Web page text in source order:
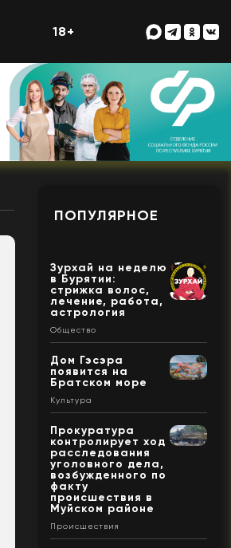
18+
ПОПУЛЯРНОЕ
Зурхай на неделю
в Бурятии:
стрижка волос,
лечение, работа,
астрология
Общество
Дом Гэсэра
появится на
Братском море
Культура
Прокуратура
контролирует ход
расследования
уголовного дела,
возбужденного по
факту
происшествия в
Муйском районе
Происшествия